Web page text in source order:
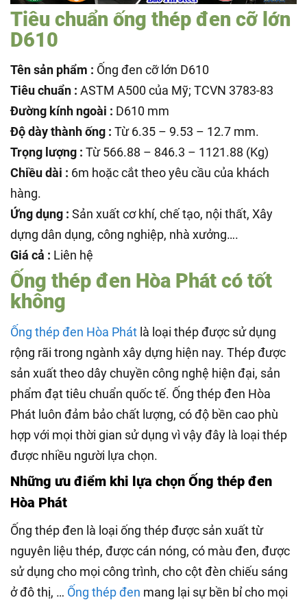
Tiêu chuẩn ống thép đen cỡ lớn
D610
Tên sản phẩm : Ống đen cỡ lớn D610
Tiêu chuẩn : ASTM A500 của Mỹ; TCVN 3783-83
Đường kính ngoài : D610 mm
Độ dày thành ống : Từ 6.35 – 9.53 – 12.7 mm.
Trọng lượng : Từ 566.88 – 846.3 – 1121.88 (Kg)
Chiều dài : 6m hoặc cắt theo yêu cầu của khách
hàng.
Ứng dụng : Sản xuất cơ khí, chế tạo, nội thất, Xây
dựng dân dụng, công nghiệp, nhà xưởng….
Giá cả : Liên hệ
Ống thép đen Hòa Phát có tốt
không
Ống thép đen Hòa Phát là loại thép được sử dụng
rộng rãi trong ngành xây dựng hiện nay. Thép được
sản xuất theo dây chuyền công nghệ hiện đại, sản
phẩm đạt tiêu chuẩn quốc tế. Ống thép đen Hòa
Phát luôn đảm bảo chất lượng, có độ bền cao phù
hợp với mọi thời gian sử dụng vì vậy đây là loại thép
được nhiều người lựa chọn.
Những ưu điểm khi lựa chọn Ống thép đen
Hòa Phát
Ống thép đen là loại ống thép được sản xuất từ
nguyên liệu thép, được cán nóng, có màu đen, được
sử dụng cho mọi công trình, cho cột đèn chiếu sáng
ở đô thị, … Ống thép đen mang lại sự bền bỉ cho mọi